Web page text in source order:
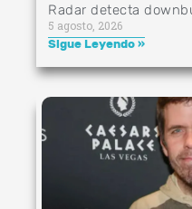
Radar detecta
5 agosto, 2026
Sigue Leyendo »